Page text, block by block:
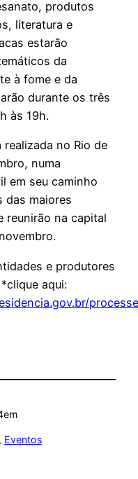
produtos
literatura e
estarão
da
à fome e da
durante os três
às 19h.
realizada no Rio de
numa
em seu caminho
das maiores
reunirão na capital
e produtores
aqui:
em
, Eventos